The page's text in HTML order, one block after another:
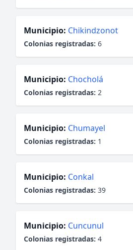
Municipio: Chikindzonot
Colonias registradas: 6
Municipio: Chocholá
Colonias registradas: 2
Municipio: Chumayel
Colonias registradas: 1
Municipio: Conkal
Colonias registradas: 39
Municipio: Cuncunul
Colonias registradas: 4